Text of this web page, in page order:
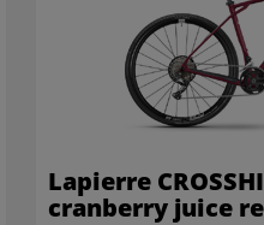
Lapierre
cranberry juice